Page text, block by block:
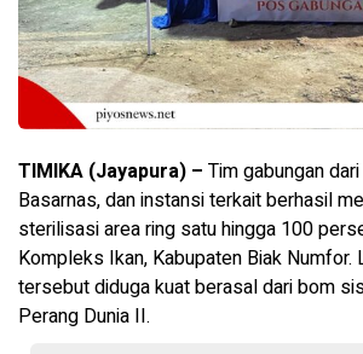
TIMIKA (​Jayapura) – Tim gabungan
Basarnas, dan instansi terkait berhasil
sterilisasi area ring satu hingga 100
Kompleks Ikan, Kabupaten Biak Numfor.
tersebut diduga kuat berasal dari bom
Perang Dunia II.